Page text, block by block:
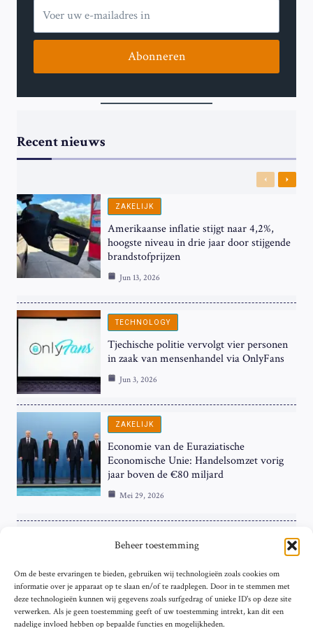
Beheer toestemming
Om de beste ervaringen te bieden, gebruiken wij technologieën zoals cookies om
informatie over je apparaat op te slaan en/of te raadplegen. Door in te stemmen met
deze technologieën kunnen wij gegevens zoals surfgedrag of unieke ID's op deze site
verwerken. Als je geen toestemming geeft of uw toestemming intrekt, kan dit een
nadelige invloed hebben op bepaalde functies en mogelijkheden.
Abonneren
Recent nieuws
Previous
Next
ZAKELIJK
Amerikaanse inflatie stijgt naar 4,2%,
hoogste niveau in drie jaar door stijgende
brandstofprijzen
Jun 13, 2026
TECHNOLOGY
Tjechische politie vervolgt vier personen
in zaak van mensenhandel via OnlyFans
Jun 3, 2026
ZAKELIJK
Economie van de Euraziatische
Economische Unie: Handelsomzet vorig
jaar boven de €80 miljard
Mei 29, 2026
ZAKELIJK
Hardnekkige Inflatie bij de ‘Grote Vier’
van de Eurozone
Mei 29, 2026